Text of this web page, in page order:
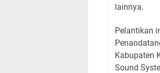
lainnya.
Pelantikan
Kabupaten
Sound